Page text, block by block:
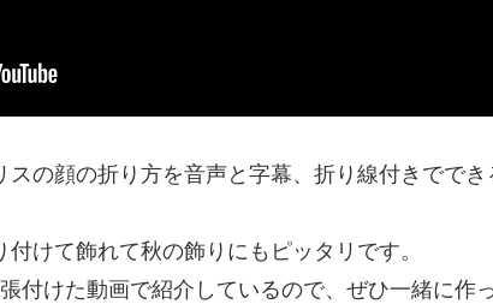
スの顔の折り方を音声と字幕、折り線付きでで
けて飾れて秋の飾りにもピッタリです。
付けた動画で紹介しているので、ぜひ一緒に作